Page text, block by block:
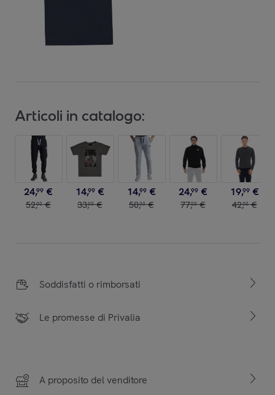
Articoli in catalogo:
24,99 €
52,00 €
14,99 €
33,00 €
14,99 €
50,00 €
24,99 €
77,00 €
19,99 €
42,00 €
Soddisfatti o rimborsati
Le promesse di Privalia
A proposito del venditore